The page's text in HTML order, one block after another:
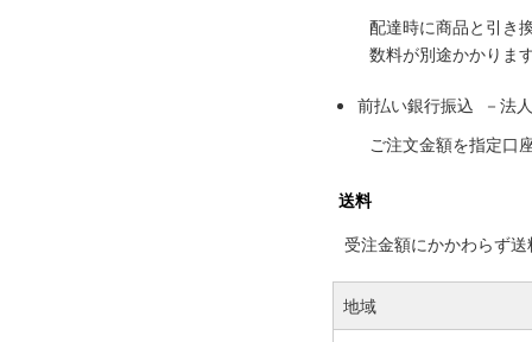
配達時に商品と引き
数料が別途かかりま
前払い銀行振込 －法
ご注文金額を指定口
送料
受注金額にかかわらず
地域